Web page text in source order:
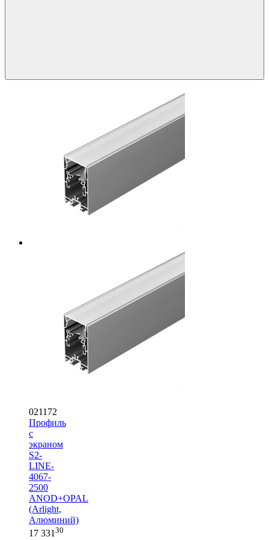
021172
Профиль
с
экраном
S2-
LINE-
4067-
2500
ANOD+OPAL
(Arlight,
Алюминий)
17 331 30